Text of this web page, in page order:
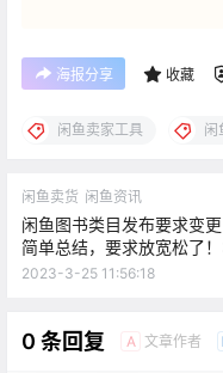
海报分享 收藏
闲鱼卖家工具 闲
闲鱼卖货 闲鱼资讯
闲鱼图书类目发布要求变更
简单总结，要求放宽松了
月31日生效！
2023-3-25 11:56:18
0 条回复 A 文章作者